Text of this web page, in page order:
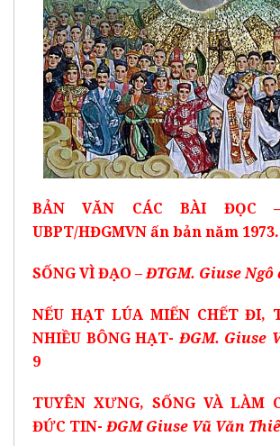
BẢN VĂN CÁC BÀI
UBPT/HĐGMVN ấn bản năm
SỐNG VÌ ĐẠO –ĐTGM. Giuse
NẾU HẠT LÚA MIẾN CHẾT ĐI,
NHIỀU BÔNG HẠT-ĐGM. Giuse
9
TUYÊN XƯNG, SỐNG VÀ LÀM
ĐỨC TIN-ĐGM Giuse Vũ Văn